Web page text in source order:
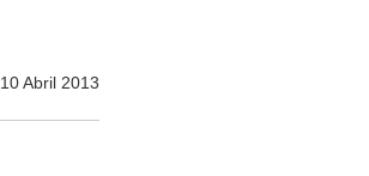
10 Abril 2013